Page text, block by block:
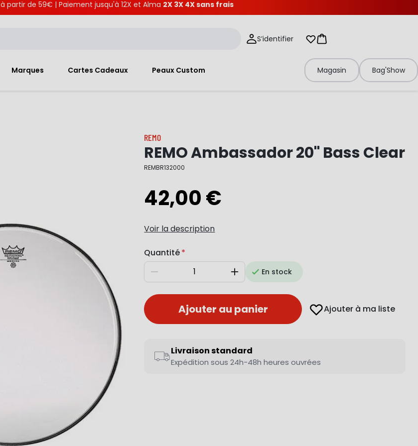
à partir de 59€ | Paiement jusqu'à 12X et Alma 2X 3X 4X sans frais
S’identifier Mes listes d'envies
Panier
Marques Cartes Cadeaux Peaux Custom Magasin Bag'Show
REMO
REMO Ambassador 20" Bass Clear
REMBR132000
42,00 €
Voir la description
Quantité
Diminuer AugmenterEn stock
Ajouter au panier Ajouter à ma liste
Livraison standard
Expédition sous 24h-48h heures ouvrées